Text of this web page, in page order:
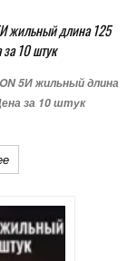
жильный длина 125
10 штук
5И жильный длина
за 10 штук